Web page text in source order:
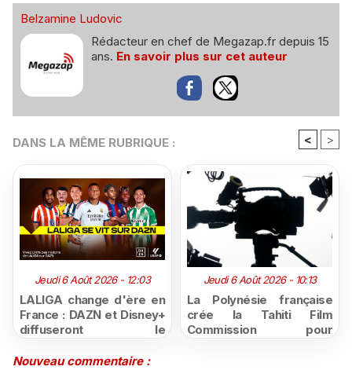
Belzamine Ludovic
Rédacteur en chef de Megazap.fr depuis 15
ans. En savoir plus sur cet auteur
DANS LA MÊME RUBRIQUE : < >
Jeudi 6 Août 2026 - 12:03
LALIGA change d'ère en
France : DAZN et Disney+
diffuseront le
jusqu'en 2029, un revers
Jeudi 6 Août 2026 - 10:13
La Polynésie française
crée la Tahiti Film
Commission pour
Nouveau commentaire :